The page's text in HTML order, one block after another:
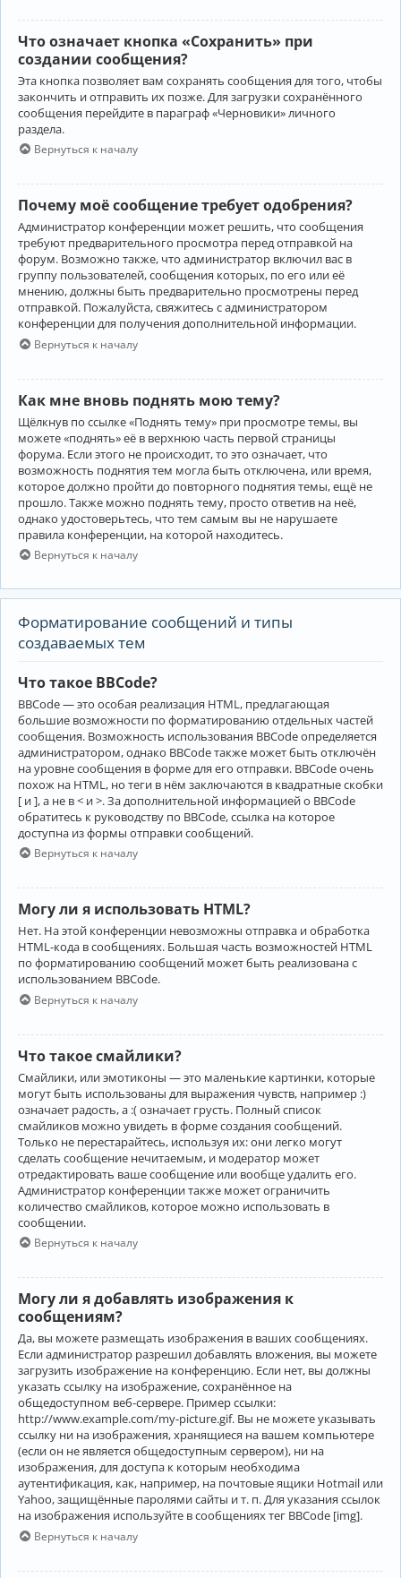
Что означает кнопка «Сохранить» при
создании сообщения?
Эта кнопка позволяет вам сохранять сообщения для того, чтобы
закончить и отправить их позже. Для загрузки сохранённого
сообщения перейдите в параграф «Черновики» личного
раздела.
Вернуться к началу
Почему моё сообщение требует одобрения?
Администратор конференции может решить, что сообщения
требуют предварительного просмотра перед отправкой на
форум. Возможно также, что администратор включил вас в
группу пользователей, сообщения которых, по его или её
мнению, должны быть предварительно просмотрены перед
отправкой. Пожалуйста, свяжитесь с администратором
конференции для получения дополнительной информации.
Вернуться к началу
Как мне вновь поднять мою тему?
Щёлкнув по ссылке «Поднять тему» при просмотре темы, вы
можете «поднять» её в верхнюю часть первой страницы
форума. Если этого не происходит, то это означает, что
возможность поднятия тем могла быть отключена, или время,
которое должно пройти до повторного поднятия темы, ещё не
прошло. Также можно поднять тему, просто ответив на неё,
однако удостоверьтесь, что тем самым вы не нарушаете
правила конференции, на которой находитесь.
Вернуться к началу
Форматирование сообщений и типы
создаваемых тем
Что такое BBCode?
BBCode — это особая реализация HTML, предлагающая
большие возможности по форматированию отдельных частей
сообщения. Возможность использования BBCode определяется
администратором, однако BBCode также может быть отключён
на уровне сообщения в форме для его отправки. BBCode очень
похож на HTML, но теги в нём заключаются в квадратные скобки
[ и ], а не в < и >. За дополнительной информацией о BBCode
обратитесь к руководству по BBCode, ссылка на которое
доступна из формы отправки сообщений.
Вернуться к началу
Могу ли я использовать HTML?
Нет. На этой конференции невозможны отправка и обработка
HTML-кода в сообщениях. Большая часть возможностей HTML
по форматированию сообщений может быть реализована с
использованием BBCode.
Вернуться к началу
Что такое смайлики?
Смайлики, или эмотиконы — это маленькие картинки, которые
могут быть использованы для выражения чувств, например :)
означает радость, а :( означает грусть. Полный список
смайликов можно увидеть в форме создания сообщений.
Только не перестарайтесь, используя их: они легко могут
сделать сообщение нечитаемым, и модератор может
отредактировать ваше сообщение или вообще удалить его.
Администратор конференции также может ограничить
количество смайликов, которое можно использовать в
сообщении.
Вернуться к началу
Могу ли я добавлять изображения к
сообщениям?
Да, вы можете размещать изображения в ваших сообщениях.
Если администратор разрешил добавлять вложения, вы можете
загрузить изображение на конференцию. Если нет, вы должны
указать ссылку на изображение, сохранённое на
общедоступном веб-сервере. Пример ссылки:
http://www.example.com/my-picture.gif. Вы не можете указывать
ссылку ни на изображения, хранящиеся на вашем компьютере
(если он не является общедоступным сервером), ни на
изображения, для доступа к которым необходима
аутентификация, как, например, на почтовые ящики Hotmail или
Yahoo, защищённые паролями сайты и т. п. Для указания ссылок
на изображения используйте в сообщениях тег BBCode [img].
Вернуться к началу